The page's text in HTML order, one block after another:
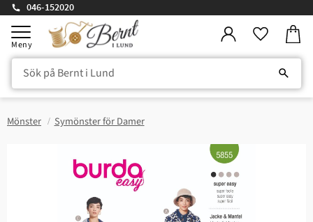
Meny
046-152020
Mönster Symönster för Damer